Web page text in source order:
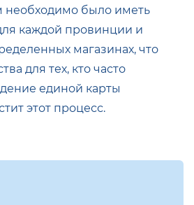
необходимо было иметь
каждой провинции и
магазинах, что
для тех, кто часто
единой карты
этот процесс.